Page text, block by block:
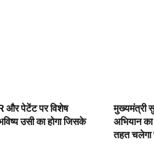
और पेटेंट पर विशेष
उसी का होगा जिसके
मुख्यमंत्री
अभियान का
तहत चलेगा